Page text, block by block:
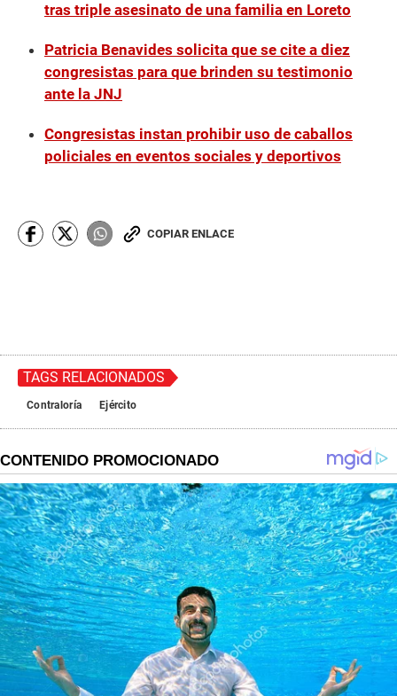
tras triple asesinato de una familia en Loreto
Patricia Benavides solicita que se cite a diez
congresistas para que brinden su testimonio
ante la JNJ
Congresistas instan prohibir uso de caballos
policiales en eventos sociales y deportivos
COPIAR ENLACE
TAGS RELACIONADOS
Contraloría Ejército